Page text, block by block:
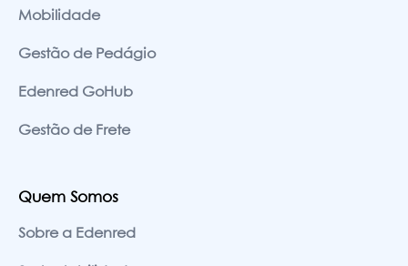
Mobilidade
Gestão de Pedágio
Edenred GoHub
Gestão de Frete
Quem Somos
Sobre a Edenred